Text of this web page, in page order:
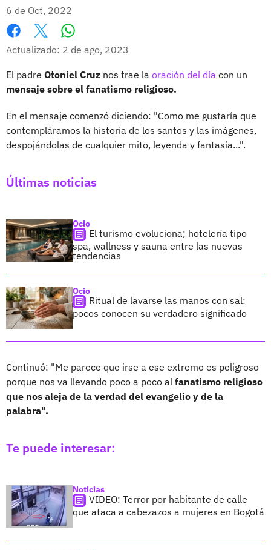
6 de Oct, 2022
Facebook
X Whatsapp
Actualizado: 2 de ago, 2023
El padre Otoniel Cruz nos trae la oración del día con un
mensaje sobre el fanatismo religioso.
En el mensaje comenzó diciendo: "Como me gustaría que
contempláramos la historia de los santos y las imágenes,
despojándolas de cualquier mito, leyenda y fantasía...".
Últimas noticias
Ocio
El turismo evoluciona; hotelería tipo
spa, wallness y sauna entre las nuevas
tendencias
Ocio
Ritual de lavarse las manos con sal:
pocos conocen su verdadero significado
Continuó: "Me parece que irse a ese extremo es peligroso
porque nos va llevando poco a poco al fanatismo religioso
que nos aleja de la verdad del evangelio y de la
palabra".
Te puede interesar:
Noticias
VIDEO: Terror por habitante de calle
que ataca a cabezazos a mujeres en Bogotá